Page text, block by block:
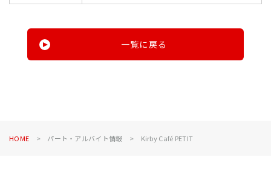
一覧に戻る
HOME パート・アルバイト情報 Kirby Café PETIT